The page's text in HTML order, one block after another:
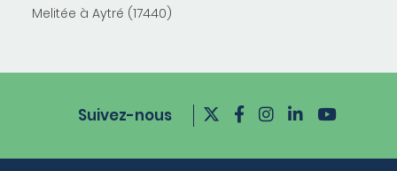
Melitée à Aytré (17440)
Suivez-nous